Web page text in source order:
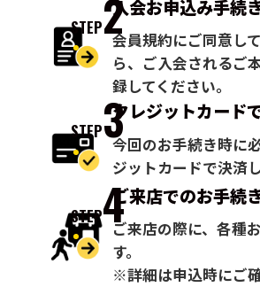
STEP2入会お申込み手続
会員規約にご同意し
ら、ご入会されるご
録してください。
STEP3クレジットカード
今回のお手続き時に
ジットカードで決済
STEP4ご来店でのお手続
ご来店の際に、各種
す。
※詳細は申込時にご